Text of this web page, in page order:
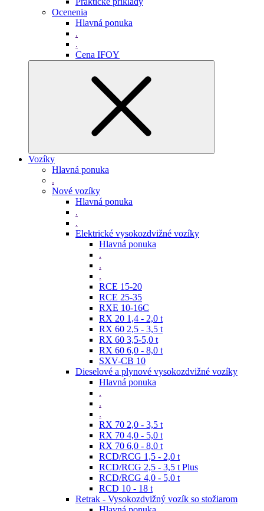
Ocenenia
Hlavná ponuka
.
.
Cena IFOY
Vozíky
Hlavná ponuka
.
Nové vozíky
Hlavná ponuka
.
.
Elektrické vysokozdvižné vozíky
Hlavná ponuka
.
.
.
RCE 15-20
RCE 25-35
RXE 10-16C
RX 20 1,4 - 2,0 t
RX 60 2,5 - 3,5 t
RX 60 3,5-5,0 t
RX 60 6,0 - 8,0 t
SXV-CB 10
Dieselové a plynové vysokozdvižné vozíky
Hlavná ponuka
.
.
.
RX 70 2,0 - 3,5 t
RX 70 4,0 - 5,0 t
RX 70 6,0 - 8,0 t
RCD/RCG 1,5 - 2,0 t
RCD/RCG 2,5 - 3,5 t Plus
RCD/RCG 4,0 - 5,0 t
RCD 10 - 18 t
Retrak - Vysokozdvižný vozík so stožiarom